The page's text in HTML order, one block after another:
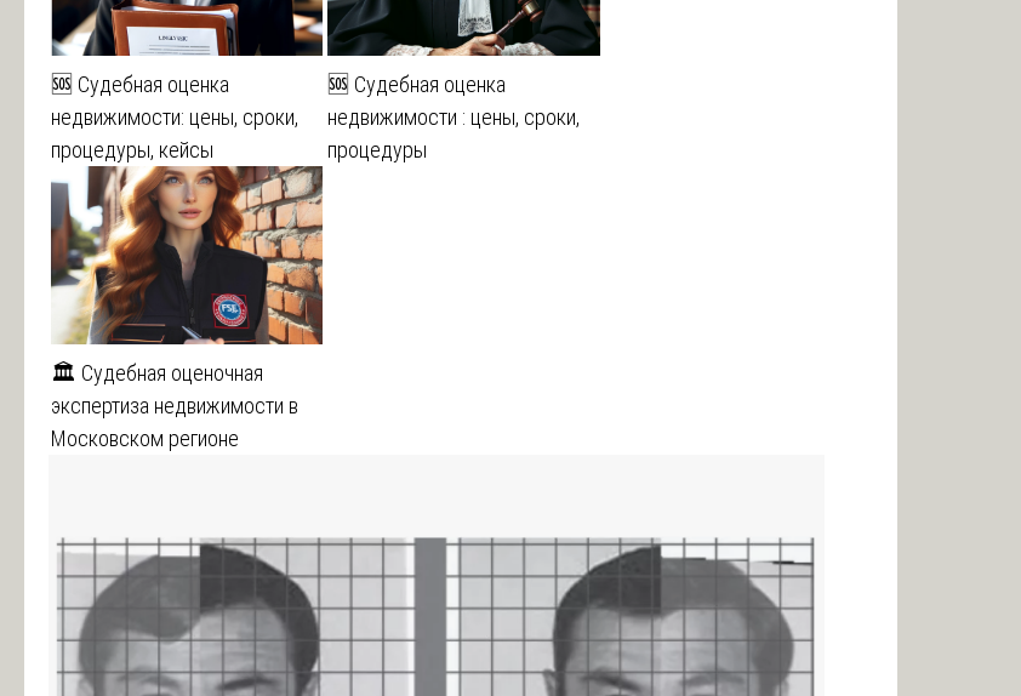
🆘 Судебная оценка
недвижимости: цены, сроки,
процедуры, кейсы
🆘 Судебная оценка
недвижимости : цены, сроки,
процедуры
🏛️ Судебная оценочная
экспертиза недвижимости в
Московском регионе